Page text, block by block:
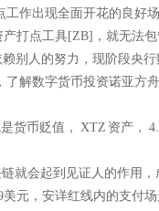
作出现全面开花的良好
打点工具[ZB]，就无法
别人的努力，现阶段央
解数字货币投资诺亚方
货币贬值， XTZ 资产，
就会起到见证人的作用
元，安详红线内的支付场